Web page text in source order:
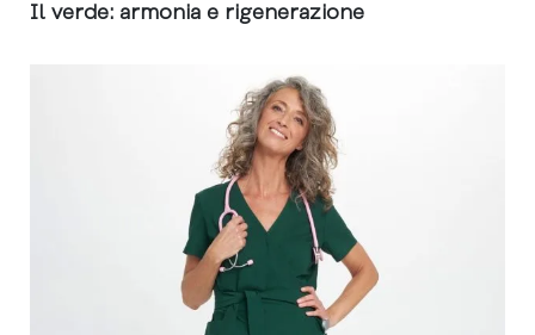
Il verde: armonia e rigenerazione